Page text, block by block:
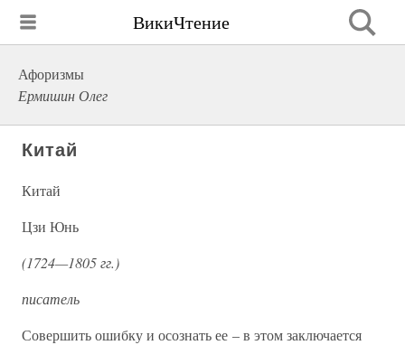
ВикиЧтение
Афоризмы
Ермишин Олег
Китай
Китай
Цзи Юнь
(1724—1805 гг.)
писатель
Совершить ошибку и осознать ее – в этом заключается